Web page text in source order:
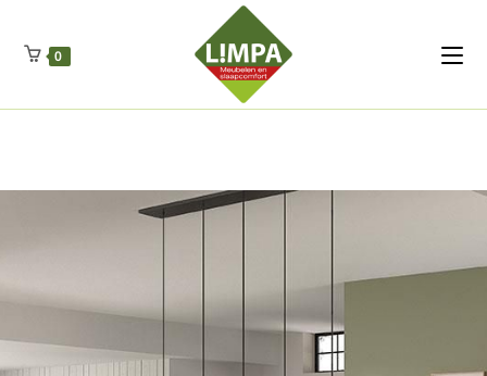
Regenschut
Drueckerpro
Fettsauren Dekemax Kapselmed
Luftkuhlen Zauberfan Netzfenste Insektensc
0